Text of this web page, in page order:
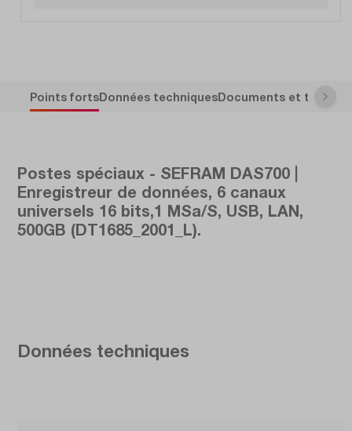
Points fortsDonnées techniquesDocuments et
Postes spéciaux - SEFRAM DAS700 |
Enregistreur de données, 6 canaux
universels 16 bits,1 MSa/S, USB, LAN,
500GB (DT1685_2001_L).
Données techniques